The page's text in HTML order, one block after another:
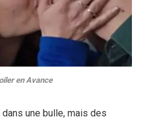
en Avance
une bulle, mais des